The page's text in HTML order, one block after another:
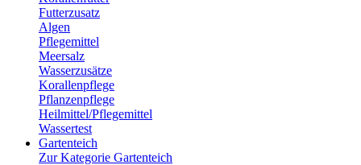
Futterzusatz
Algen
Pflegemittel
Meersalz
Wasserzusätze
Korallenpflege
Pflanzenpflege
Heilmittel/Pflegemittel
Wassertest
Gartenteich
Zur Kategorie Gartenteich